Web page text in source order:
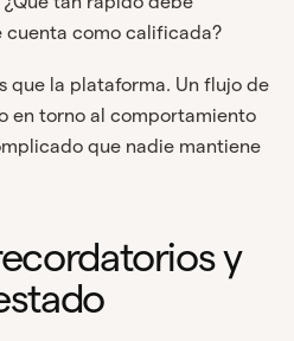
cuenta como calificada?
que la plataforma. Un flujo de
en torno al comportamiento
que nadie mantiene
y